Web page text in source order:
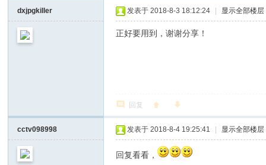
dxjpgkiller 发表于 2018-8-3 18:12:24 显示全部楼层
正好要用到，谢谢分享！
回复
cctv098998 发表于 2018-8-4 19:25:41 显示全部楼层
回复看看，